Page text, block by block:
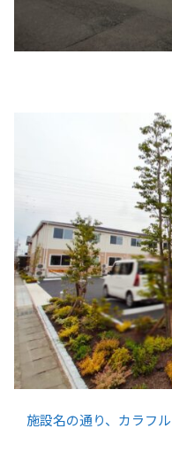
施設名の通り、カラフ